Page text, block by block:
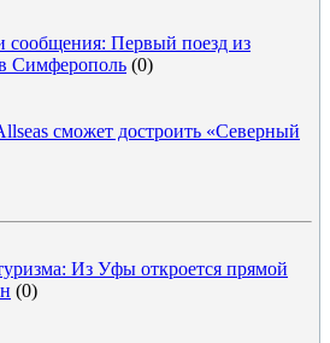
сообщения: Первый поезд из
Симферополь (0)
сможет достроить «Северный
Из Уфы откроется прямой
(0)